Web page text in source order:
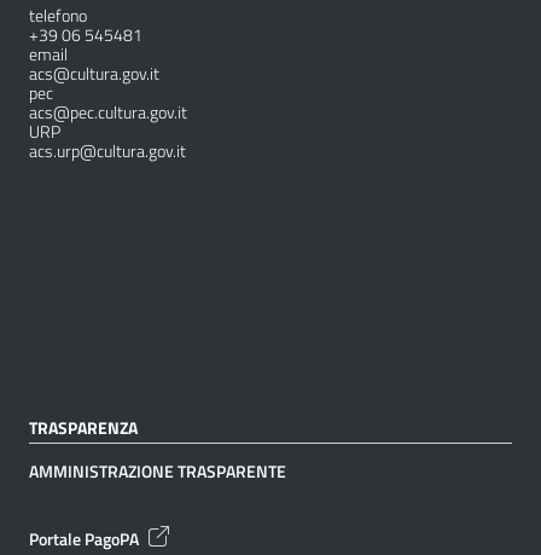
telefono
+39 06 545481
email
acs@cultura.gov.it
pec
acs@pec.cultura.gov.it
URP
acs.urp@cultura.gov.it
TRASPARENZA
AMMINISTRAZIONE TRASPARENTE
Portale PagoPA